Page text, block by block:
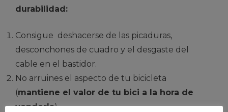
durabilidad:
Consigue deshacerse de las picaduras,
desconchones de cuadro y el desgaste del
cable en el bastidor.
No arruines el aspecto de tu bicicleta
(mantiene el valor de tu bici a la hora de
venderla)